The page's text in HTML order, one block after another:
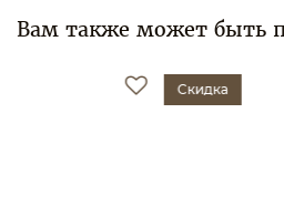
Вам также может быть